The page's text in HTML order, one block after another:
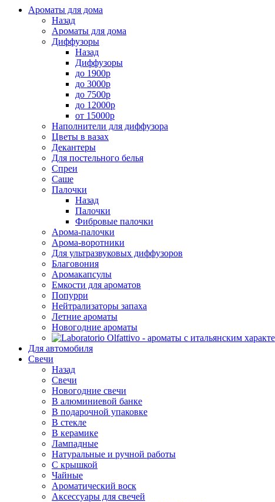
Ароматы для дома
Назад
Ароматы для дома
Диффузоры
Назад
Диффузоры
до 1900р
до 3000р
до 7500р
до 12000р
от 15000р
Наполнители для диффузора
Цветы в вазах
Декантеры
Для постельного белья
Спреи
Саше
Палочки
Назад
Палочки
Фибровые палочки
Арома-палочки
Арома-воротники
Для ультразвуковых диффузоров
Благовония
Аромакапсулы
Емкости для ароматов
Попурри
Нейтрализаторы запаха
Летние ароматы
Новогодние ароматы
Для автомобиля
Свечи
Назад
Свечи
Новогодние свечи
В алюминиевой банке
В подарочной упаковке
В стекле
В керамике
Лампадные
Натуральные и ручной работы
С крышкой
Чайные
Ароматический воск
Аксессуары для свечей